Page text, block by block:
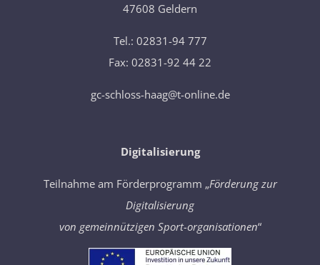
47608 Geldern
Tel.: 02831-94 777
Fax: 02831-92 44 22
gc-schloss-haag@t-online.de
Digitalisierung
Teilnahme am Förderprogramm „Förderung zur
Digitalisierung
von gemeinnützigen Sport-organisationen“